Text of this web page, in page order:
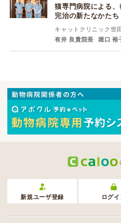
猫専門病院による
完治の新たなかたち
キャットクリニック世
有井 良貴院長
堀口 裕
新規ユーザ登録 ログ